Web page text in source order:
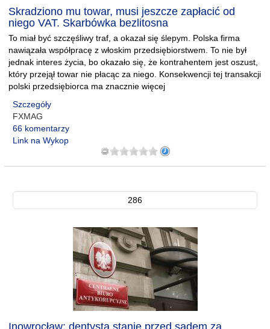
Skradziono mu towar, musi jeszcze zapłacić od
niego VAT. Skarbówka bezlitosna
To miał być szczęśliwy traf, a okazał się ślepym. Polska firma
nawiązała współpracę z włoskim przedsiębiorstwem. To nie był
jednak interes życia, bo okazało się, że kontrahentem jest oszust,
który przejął towar nie płacąc za niego. Konsekwencji tej transakcji
polski przedsiębiorca ma znacznie więcej
Szczegóły
FXMAG
66 komentarzy
Link na Wykop
286
Inowrocław: dentysta stanie przed sądem za